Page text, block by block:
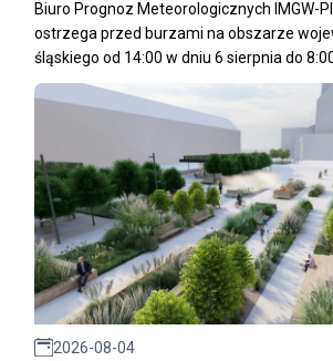
Biuro Prognoz Meteorologicznych IMGW-
ostrzega przed burzami na obszarze
śląskiego od 14:00 w dniu 6 sierpnia do
2026-08-04